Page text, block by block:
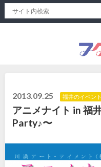
2013.09.25 福井のイベント
アニメナイト in 福
Party♪〜